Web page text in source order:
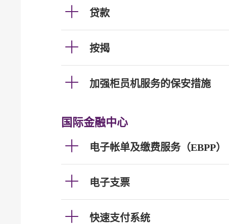
贷款
按揭
加强柜员机服务的保安措施
国际金融中心
电子帐单及缴费服务（EBPP）
电子支票
快速支付系统